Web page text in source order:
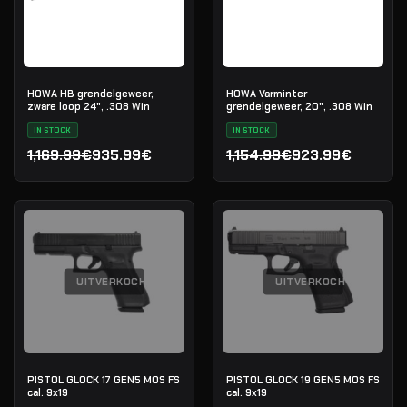
HOWA HB grendelgeweer,
zware loop 24", .308 Win
IN STOCK
1,169.99€
Oorspronkelijke prijs was: 1,169.99€.
935.99€
Huidige prijs is: 935.99€.
HOWA Varminter
grendelgeweer, 20", .308 Win
IN STOCK
1,154.99€
Oorspronkelijke prijs
923.99€
Huidige prijs is: 923.99€.
UITVERKOCHT
PISTOL GLOCK 17 GEN5 MOS FS
cal. 9x19
UITVERKOCHT
PISTOL GLOCK 19 GEN5 MOS FS
cal. 9x19